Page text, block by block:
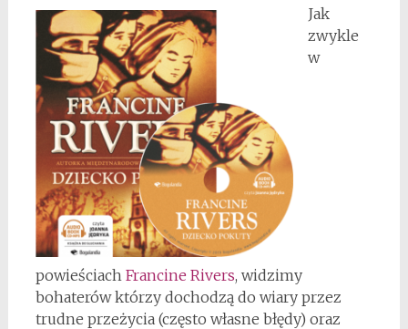
Jak
zwykle
w
powieściach Francine Rivers, widzimy
bohaterów którzy dochodzą do wiary przez
trudne przeżycia (często własne błędy) oraz